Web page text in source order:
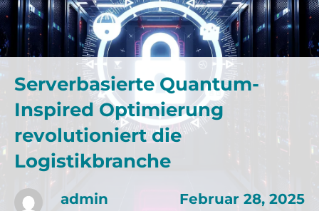
Serverbasierte Quantum-
Inspired Optimierung
revolutioniert die
Logistikbranche
admin Februar 28, 2025